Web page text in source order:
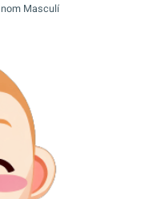
nom Masculí